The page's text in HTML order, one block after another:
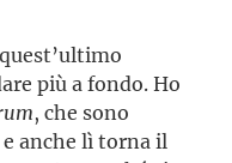
più a fondo. Ho
, che sono
anche lì torna il